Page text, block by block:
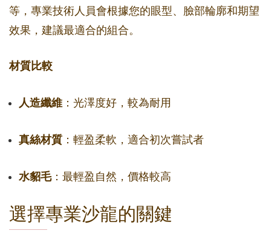
等，專業技術人員會根據您的眼型、臉部輪廓和期望
效果，建議最適合的組合。
材質比較
人造纖維 ：光澤度好，較為耐用
真絲材質 ：輕盈柔軟，適合初次嘗試者
水貂毛：最輕盈自然，價格較高
選擇專業沙龍的關鍵